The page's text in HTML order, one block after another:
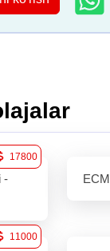
-
17800
11000